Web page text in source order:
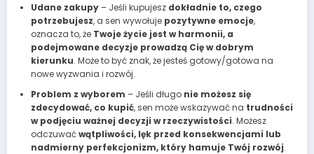
Udane zakupy– Jeśli kupujesz dokładnie to, czego
potrzebujesz, a sen wywołuje pozytywne emocje,
oznacza to, że Twoje życie jest w harmonii, a
podejmowane decyzje prowadzą Cię w dobrym
kierunku. Może to być znak, że jesteś gotowy/gotowa na
nowe wyzwania i rozwój.
Problem z wyborem – Jeśli długo nie możesz się
zdecydować, co kupić, sen może wskazywać na trudności
w podjęciu ważnej decyzji w rzeczywistości. Możesz
odczuwaćwątpliwości, lęk przed konsekwencjami lub
nadmierny perfekcjonizm, który hamuje Twój rozwój.